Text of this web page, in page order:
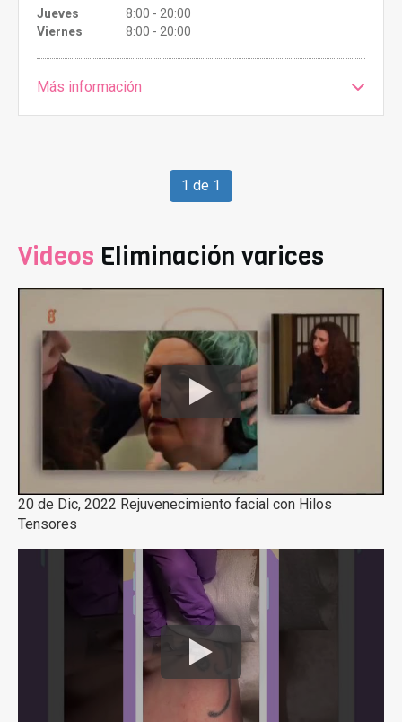
Jueves
8:00 - 20:00
Viernes
8:00 - 20:00
Más información
1 de 1
Videos Eliminación varices
20 de Dic, 2022 Rejuvenecimiento facial con Hilos
Tensores